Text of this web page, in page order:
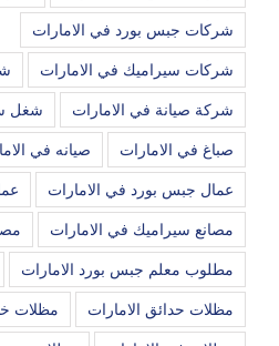
شركات جبس بورد في الامارات
شركات سيراميك في الامارات
شركة صيانة في الامارات شغل
صباغ في الامارات صيانه في
عمال جبس بورد في الامارات
مصانع سيراميك في الامارات
مطلوب معلم جبس بورد الامارات
مظلات حدائق الامارات مظلات